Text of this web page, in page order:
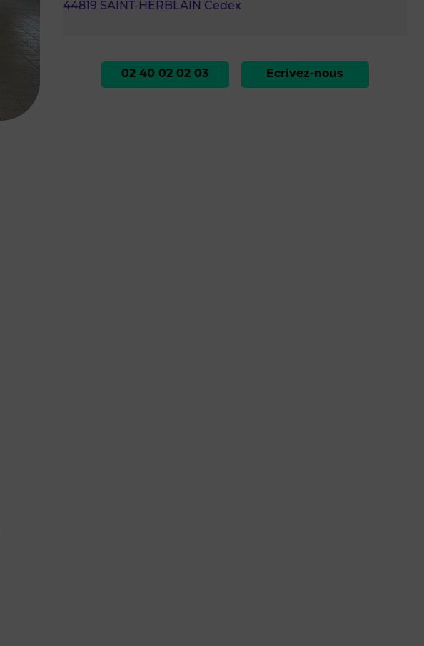
44819 SAINT-HERBLAIN Cedex
02 40 02 02 03 Ecrivez-nous